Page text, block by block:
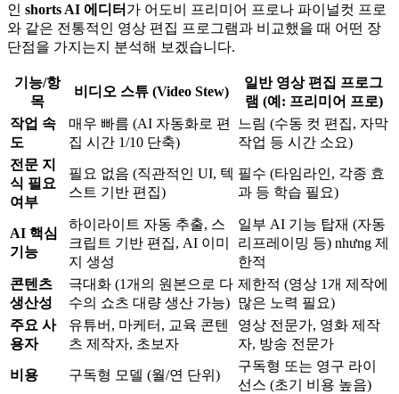
인 shorts AI 에디터 가 어도비 프리미어 프로나 파이널컷 프로
와 같은 전통적인 영상 편집 프로그램과 비교했을 때 어떤 장
단점을 가지는지 분석해 보겠습니다.
기능/항
목
비디오 스튜 (Video Stew)
일반 영상 편집 프로그
램 (예: 프리미어 프로)
작업 속
도
매우 빠름 (AI 자동화로 편
집 시간 1/10 단축)
느림 (수동 컷 편집, 자막
작업 등 시간 소요)
전문 지
식 필요
여부
필요 없음 (직관적인 UI, 텍
스트 기반 편집)
필수 (타임라인, 각종 효
과 등 학습 필요)
AI 핵심
기능
하이라이트 자동 추출, 스
크립트 기반 편집, AI 이미
지 생성
일부 AI 기능 탑재 (자동
리프레이밍 등) nhưng 제
한적
콘텐츠
생산성
극대화 (1개의 원본으로 다
수의 쇼츠 대량 생산 가능)
제한적 (영상 1개 제작에
많은 노력 필요)
주요 사
용자
유튜버, 마케터, 교육 콘텐
츠 제작자, 초보자
영상 전문가, 영화 제작
자, 방송 전문가
비용 구독형 모델 (월/연 단위)
구독형 또는 영구 라이
선스 (초기 비용 높음)